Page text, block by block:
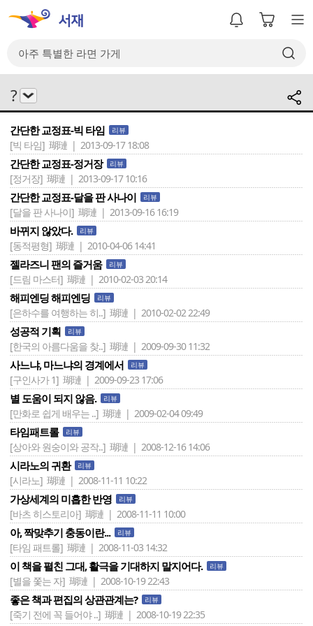
?
간단한 교정표-빅 타임 리뷰
[빅 타임] 瑚璉 | 2013-09-17 18:08
간단한 교정표-정거장 리뷰
[정거장] 瑚璉 | 2013-09-17 10:16
간단한 교정표-달을 판 사나이 리뷰
[달을 판 사나이] 瑚璉 | 2013-09-16 16:19
바뀌지 않았다. 리뷰
[동적평형] 瑚璉 | 2010-04-06 14:41
젤라즈니 팬의 즐거움 리뷰
[드림 마스터] 瑚璉 | 2010-02-03 20:14
해피엔딩 해피엔딩 리뷰
[은하수를 여행하는 히..] 瑚璉 | 2010-02-02 22:49
성공적 기획 리뷰
[한국의 아름다움을 찾..] 瑚璉 | 2009-09-30 11:32
사느냐, 마느냐의 경계에서 리뷰
[구인사가 1] 瑚璉 | 2009-09-23 17:06
별 도움이 되지 않음. 리뷰
[만화로 쉽게 배우는 ..] 瑚璉 | 2009-02-04 09:49
타임패트롤 리뷰
[상아와 원숭이와 공작..] 瑚璉 | 2008-12-16 14:06
시라노의 귀환 리뷰
[시라노] 瑚璉 | 2008-11-11 10:22
가상세계의 미흡한 반영 리뷰
[바츠 히스토리아] 瑚璉 | 2008-11-11 10:00
아, 짝맞추기 충동이란... 리뷰
[타임 패트롤] 瑚璉 | 2008-11-03 14:32
이 책을 펼친 그대, 활극을 기대하지 말지어다. 리뷰
[별을 쫓는 자] 瑚璉 | 2008-10-19 22:43
좋은 책과 편집의 상관관계는? 리뷰
[죽기 전에 꼭 들어야 ..] 瑚璉 | 2008-10-19 22:35